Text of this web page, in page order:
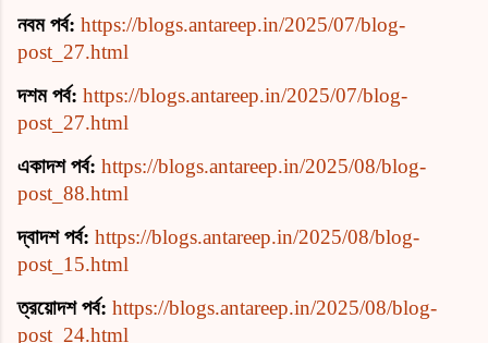
নবম পর্ব: https://blogs.antareep.in/2025/07/blog-
post_27.html
দশম পর্ব: https://blogs.antareep.in/2025/07/blog-
post_27.html
একাদশ পর্ব: https://blogs.antareep.in/2025/08/blog-
post_88.html
দ্বাদশ পর্ব: https://blogs.antareep.in/2025/08/blog-
post_15.html
ত্রয়োদশ পর্ব: https://blogs.antareep.in/2025/08/blog-
post_24.html